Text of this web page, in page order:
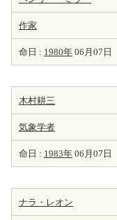
作家
命日 : 1980年 06月07日
木村耕三
気象学者
命日 : 1983年 06月07日
ナラ・レオン